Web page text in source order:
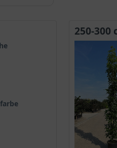
Silhouette‘ durch einen
Amberbaum ist daher
der USA dar. Dort trifft
250-300